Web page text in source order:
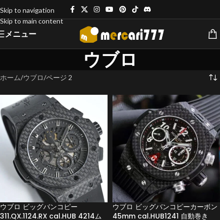
Skip to navigation
Skip to main content
メニュー
ウブロ
ホーム ウブロ ページ 2
ウブロ ビッグバンコピー
311.QX.1124.RX cal.HUB 4214ム
ウブロ ビッグバンコピーカーボン
45mm cal.HUB1241 自動巻き